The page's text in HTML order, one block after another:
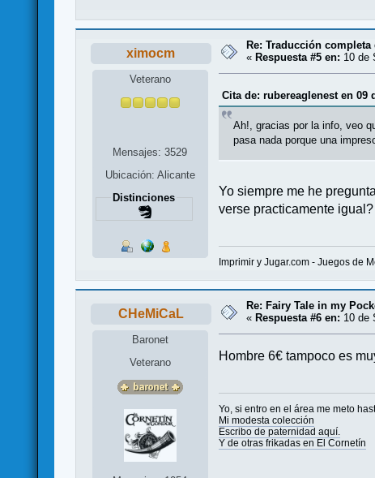
ximocm
Veterano
Mensajes: 3529
Ubicación: Alicante
Distinciones
Re: Traducción
« Respuesta #5 en: 10 de
Cita de: rubereaglenest en 09
Ah!, gracias por la info, veo
pasa nada porque una
Yo siempre me he
verse practicamente
Imprimir y Jugar.com - Juegos de
CHeMiCaL
Baronet
Veterano
Re: Fairy Tale in my
« Respuesta #6 en: 10 de
Hombre 6€ tampoco es
Yo, si entro en el área me meto
Mi modesta colección
Escribo de paternidad aquí.
Y de otras frikadas en El Cornetín